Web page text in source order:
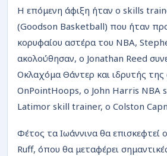
Η επόμενη άφιξη ήταν ο skills
(Goodson Basketball) που ήταν
κορυφαίου αστέρα του NBA,
ακολούθησαν, ο Jonathan Reed
Οκλαχόμα Θάντερ και ιδρυτής της
OnPointHoops, ο John Harris NBA
Latimor skill trainer, o Colston
Φέτος τα Ιωάννινα θα
Ruff, όπου θα μεταφέρει